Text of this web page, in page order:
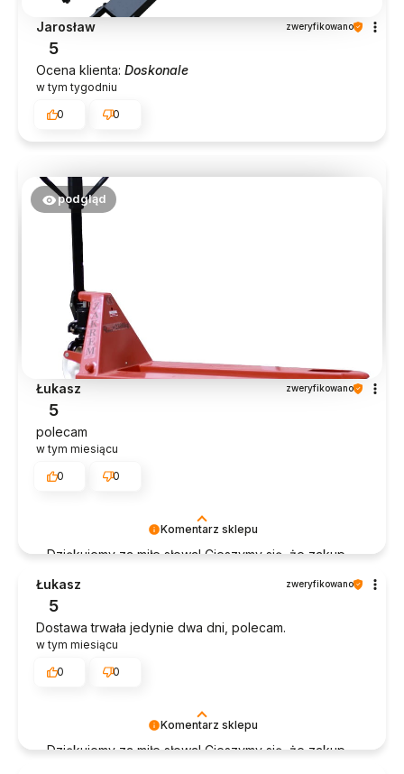
Jarosław zweryfikowano
5
Ocena klienta: Doskonale
w tym tygodniu
0
0
Komentarz sklepu
Dziękujemy za miłe słowa! Cieszymy się, że zakup
zapewnić odpowiednią obsługę tak świetnym
klientom. Dziękujemy raz jeszcze!
podgląd
Łukasz zweryfikowano
5
polecam
w tym miesiącu
0
0
Komentarz sklepu
Dziękujemy za miłe słowa! Cieszymy się, że zakup
Łukasz zweryfikowano
5
Dostawa trwała jedynie dwa dni, polecam.
w tym miesiącu
0
0